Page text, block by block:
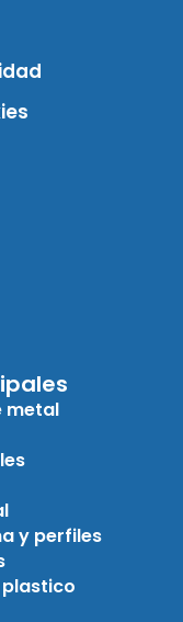
metal
y perfiles